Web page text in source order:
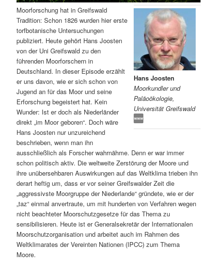
h
a
s
p
r
i
n
g
e
n
I
n
l
t
s
p
r
i
n
g
e
Hans Joosten
Moorkundler und
Paläoökologie,
Universität Greifswald
Moorforschung hat in Greifswald
Tradition: Schon 1826 wurden hier erste
torfbotanische Untersuchungen
publiziert. Heute gehört Hans Joosten
von der Uni Greifswald zu den
führenden Moorforschern in
Deutschland. In dieser Episode erzählt
er uns davon, wie er sich schon von
Jugend an für das Moor und seine
Erforschung begeistert hat. Kein
Wunder: Ist er doch als Niederländer
direkt „im Moor geboren“. Doch wäre
Hans Joosten nur unzureichend
beschrieben, wenn man ihn
ausschließlich als Forscher wahrnähme. Denn er war immer
schon politisch aktiv. Die weltweite Zerstörung der Moore und
ihre unübersehbaren Auswirkungen auf das Weltklima trieben ihn
derart heftig um, dass er vor seiner Greifswalder Zeit die
„aggressivste Moorgruppe der Niederlande“ gründete, wie er der
„taz“ einmal anvertraute, um mit hunderten von Verfahren wegen
nicht beachteter Moorschutzgesetze für das Thema zu
sensibilisieren. Heute ist er Generalsekretär der Internationalen
Moorschutzorganisation und arbeitet auch im Rahmen des
Weltklimarates der Vereinten Nationen (IPCC) zum Thema
Moore.